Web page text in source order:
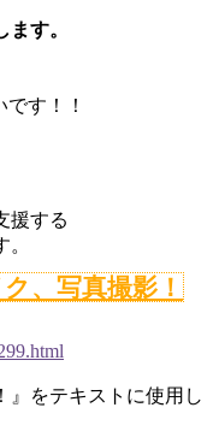
す。
す！！
援する
、写真撮影！
』をテキストに使用し